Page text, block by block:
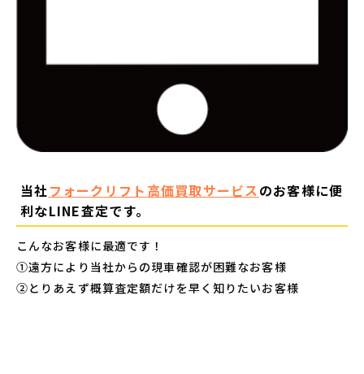
当社フォークリフト高価買取サービスのお客様に便
利なLINE査定です。
こんなお客様に最適です！
➀遠方により当社からの現車確認が困難なお客様
②とりあえず概算査定額だけを早く知りたいお客様